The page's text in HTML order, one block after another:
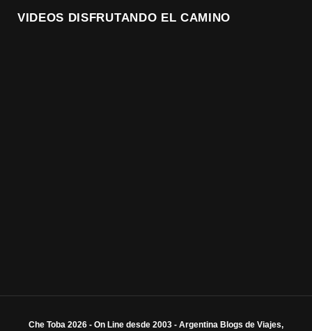
VIDEOS DISFRUTANDO EL CAMINO
Che Toba 2026 - On Line desde 2003 - Argentina Blogs de Viajes,